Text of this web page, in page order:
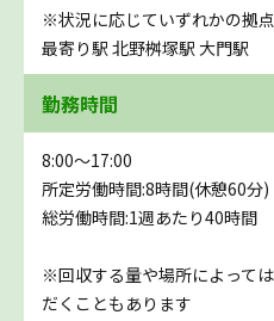
※状況に応じていずれかの拠点
最寄り駅 北野桝塚駅 大門駅
勤務時間
8:00〜17:00
所定労働時間:8時間(休憩60分)
総労働時間:1週あたり40時間
※回収する量や場所によって
だくこともあります